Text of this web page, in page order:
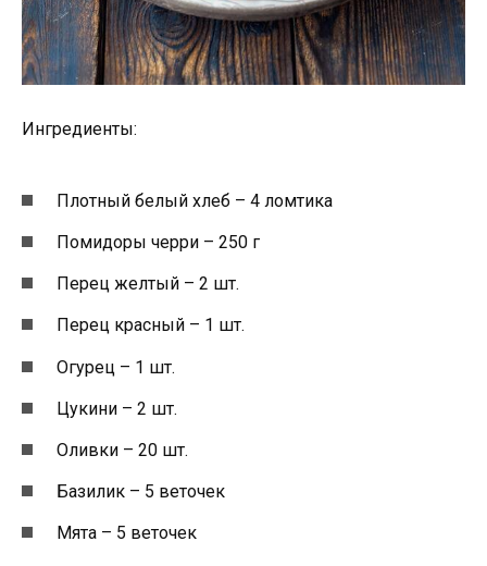
Ингредиенты:
Плотный белый хлеб – 4 ломтика
Помидоры черри – 250 г
Перец желтый – 2 шт.
Перец красный – 1 шт.
Огурец – 1 шт.
Цукини – 2 шт.
Оливки – 20 шт.
Базилик – 5 веточек
Мята – 5 веточек